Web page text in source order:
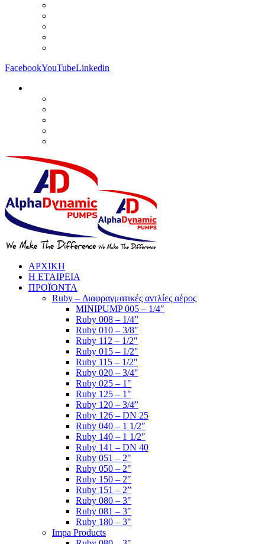
FacebookYouTubeLinkedin
ΑΡΧΙΚΗ
Η ΕΤΑΙΡΕΙΑ
ΠΡΟΪΟΝΤΑ
Ruby – Διαφραγματικές αντλίες αέρος
MINIPUMP 005 – 1/4″
Ruby 008 – 1/4”
Ruby 010 – 3/8″
Ruby 112 – 1/2″
Ruby 015 – 1/2″
Ruby 115 – 1/2″
Ruby 020 – 3/4″
Ruby 025 – 1″
Ruby 125 – 1″
Ruby 120 – 3/4”
Ruby 126 – DN 25
Ruby 040 – 1 1/2″
Ruby 140 – 1 1/2″
Ruby 141 – DN 40
Ruby 051 – 2″
Ruby 050 – 2″
Ruby 150 – 2″
Ruby 151 – 2”
Ruby 080 – 3″
Ruby 081 – 3″
Ruby 180 – 3″
Impa Products